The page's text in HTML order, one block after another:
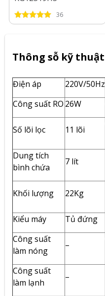
36
Thông sỗ kỹ thuật
Điện áp 220V/50Hz
Công suất RO 26W
Số lõi lọc 11 lõi
Dung tích
bình chứa
7 lít
Khối lượng 22Kg
Kiểu máy
Tủ đứng
Công suất
làm nóng
–
Công suất
làm lạnh
–